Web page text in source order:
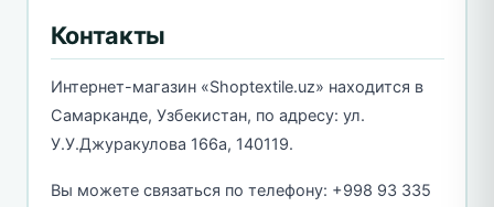
Контакты
Интернет-магазин «Shoptextile.uz» находится в
Самарканде, Узбекистан, по адресу: ул.
У.У.Джуракулова 166а, 140119.
Вы можете связаться по телефону: +998 93 335